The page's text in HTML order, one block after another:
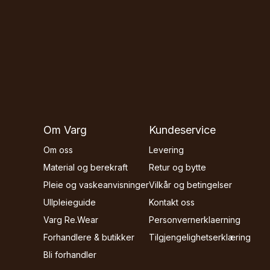
Om Varg
Om oss
Material og berekraft
Pleie og vaskeanvisninger
Ullpleieguide
Varg Re.Wear
Forhandlere & butikker
Bli forhandler
Kundeservice
Levering
Retur og bytte
Vilkår og betingelser
Kontakt oss
Personvernerklaerning
Tilgjengelighetserklæring